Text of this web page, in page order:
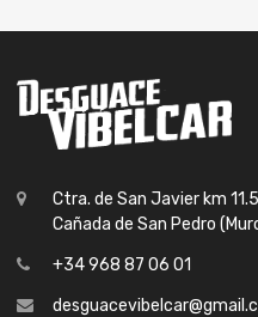
Ctra. de San Javier km
Cañada de San Pedro
+34 968 87 06 01